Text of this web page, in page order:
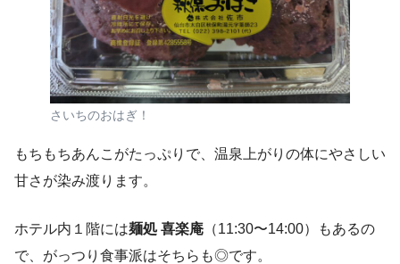
さいちのおはぎ！
もちもちあんこがたっぷりで、温泉上がりの体にやさしい
甘さが染み渡ります。
ホテル内１階には麺処 喜楽庵 （11:30〜14:00）もあるの
で、がっつり食事派はそちらも◎です。